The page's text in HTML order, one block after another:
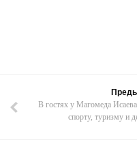
В гостях у Магомеда
спорту, туризму и